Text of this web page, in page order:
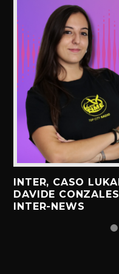
INTER, CASO
DAVIDE
INTER-NEWS